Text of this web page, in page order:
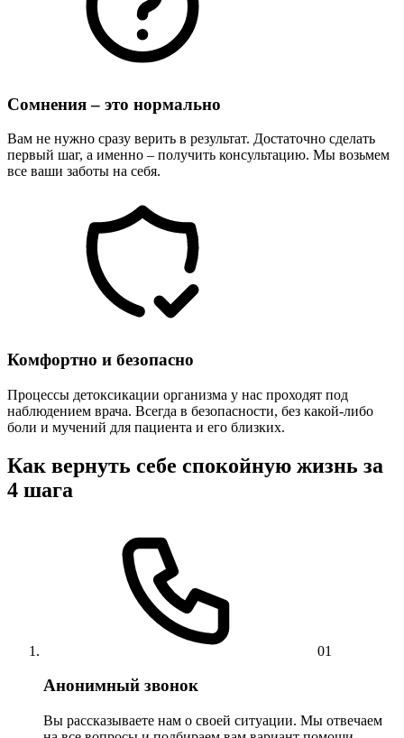
Сомнения – это нормально
Вам не нужно сразу верить в результат. Достаточно сделать
первый шаг, а именно – получить консультацию. Мы возьмем
все ваши заботы на себя.
Комфортно и безопасно
Процессы детоксикации организма у нас проходят под
наблюдением врача. Всегда в безопасности, без какой-либо
боли и мучений для пациента и его близких.
Как вернуть себе спокойную жизнь за
4 шага
01
Анонимный звонок
Вы рассказываете нам о своей ситуации. Мы отвечаем